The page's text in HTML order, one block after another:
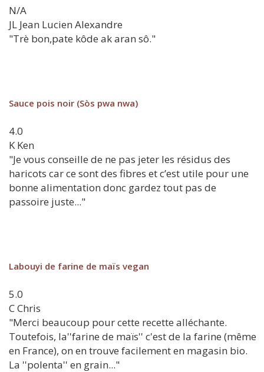
N/A
JL Jean Lucien Alexandre
"Trè bon,pate kôde ak aran sô."
Sauce pois noir (Sòs pwa nwa)
4.0
K Ken
"Je vous conseille de ne pas jeter les résidus des
haricots car ce sont des fibres et c’est utile pour une
bonne alimentation donc gardez tout pas de
passoire juste..."
Labouyi de farine de maïs vegan
5.0
CChris
"Merci beaucoup pour cette recette alléchante.
Toutefois, la''farine de maïs'' c'est de la farine (même
en France), on en trouve facilement en magasin bio.
La ''polenta'' en grain..."